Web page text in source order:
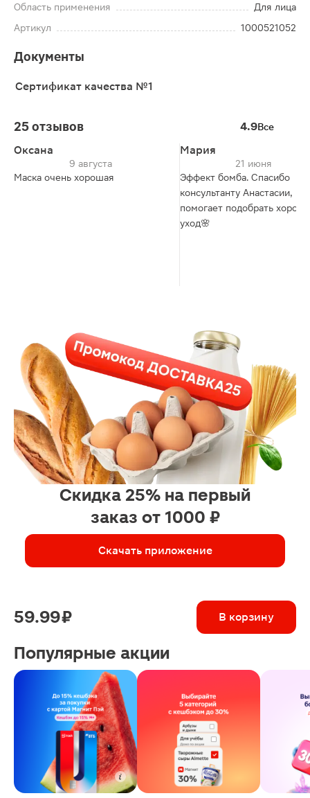
Область применения
Для лица
Артикул
1000521052
Документы
Сертификат качества №1
25 отзывов 4.9Все
Оксана
9 августа
Маска очень хорошая
Мария
21 июня
Эффект бомба. Спасибо
консультанту Анастасии,
помогает подобрать
уход🌸
Скидка 25% на первый
заказ от 1000 ₽
Скачать приложение
59.99 ₽ В корзину
Популярные акции